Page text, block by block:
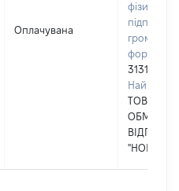
Оплачувана
фізичних
31316718
"НОВА